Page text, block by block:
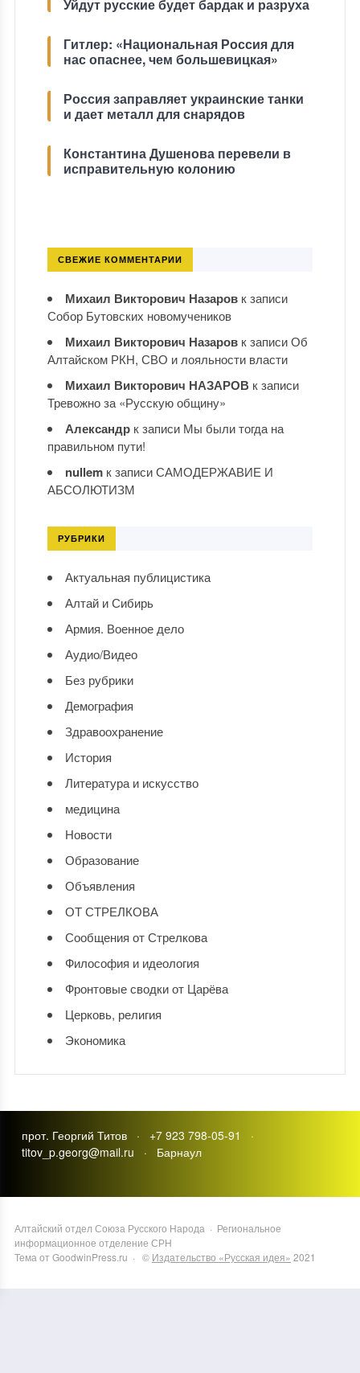
Уйдут русские будет бардак и разруха
Гитлер: «Национальная Россия для
нас опаснее, чем большевицкая»
Россия заправляет украинские танки
и дает металл для снарядов
Константина Душенова перевели в
исправительную колонию
СВЕЖИЕ КОММЕНТАРИИ
Михаил Викторович Назаровк записи
Собор Бутовских новомучеников
Михаил Викторович Назаровк записиОб
Алтайском РКН, СВО и лояльности власти
Михаил Викторович НАЗАРОВ к записи
Тревожно за «Русскую общину»
Александрк записи Мы были тогда на
правильном пути!
nullemк записиСАМОДЕРЖАВИЕ И
АБСОЛЮТИЗМ
РУБРИКИ
Актуальная публицистика
Алтай и Сибирь
Армия. Военное дело
Аудио/Видео
Без рубрики
Демография
Здравоохранение
История
Литература и искусство
медицина
Новости
Образование
Объявления
ОТ СТРЕЛКОВА
Сообщения от Стрелкова
Философия и идеология
Фронтовые сводки от Царёва
Церковь, религия
Экономика
прот. Георгий Титов · +7 923 798-05-91 ·
titov_p.georg@mail.ru · Барнаул
Алтайский отдел Союза Русского Народа · Региональное
информационное отделение СРН
Тема от GoodwinPress.ru · © Издательство «Русская идея» 2021